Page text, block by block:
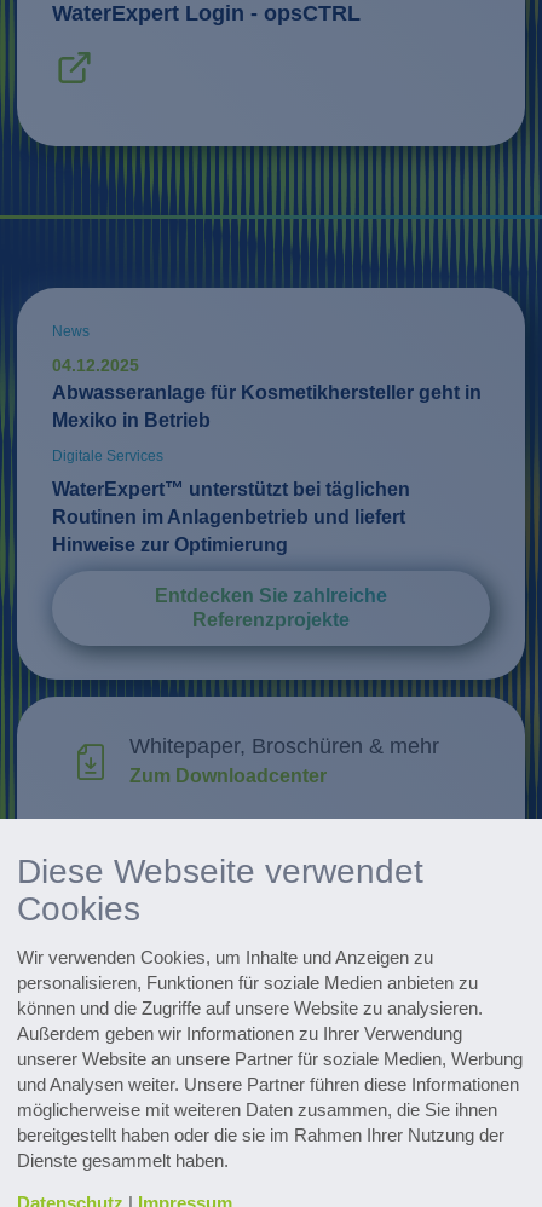
Diese Webseite verwendet
Cookies
Wir verwenden Cookies, um Inhalte und Anzeigen zu
personalisieren, Funktionen für soziale Medien anbieten zu
können und die Zugriffe auf unsere Website zu analysieren.
Außerdem geben wir Informationen zu Ihrer Verwendung
unserer Website an unsere Partner für soziale Medien, Werbung
und Analysen weiter. Unsere Partner führen diese Informationen
möglicherweise mit weiteren Daten zusammen, die Sie ihnen
bereitgestellt haben oder die sie im Rahmen Ihrer Nutzung der
Dienste gesammelt haben.
WaterExpert Login - opsCTRL
News
04.12.2025
Abwasseranlage für Kosmetikhersteller geht in
Mexiko in Betrieb
Digitale Services
WaterExpert™ unterstützt bei täglichen
Routinen im Anlagenbetrieb und liefert
Hinweise zur Optimierung
Entdecken Sie zahlreiche
Referenzprojekte
Whitepaper, Broschüren & mehr
Zum Downloadcenter
Innovationen entdecken
Zu den Terminen
Zum Pharmaceutical Newsletter
anmelden